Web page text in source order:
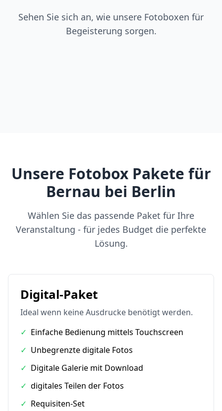
Sehen Sie sich an, wie unsere Fotoboxen für
Begeisterung sorgen.
Unsere Fotobox Pakete für
Bernau bei Berlin
Wählen Sie das passende Paket für Ihre
Veranstaltung - für jedes Budget die perfekte
Lösung.
Digital-Paket
Ideal wenn keine Ausdrucke benötigt werden.
✓ Einfache Bedienung mittels Touchscreen
✓ Unbegrenzte digitale Fotos
✓ Digitale Galerie mit Download
✓ digitales Teilen der Fotos
✓ Requisiten-Set